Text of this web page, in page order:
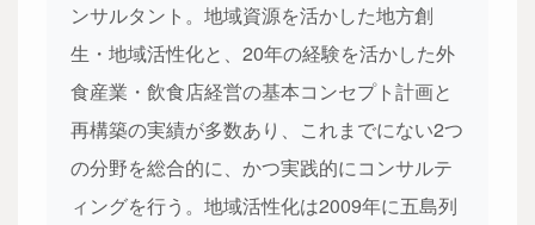
ンサルタント。地域資源を活かした地方創
生・地域活性化と、20年の経験を活かした外
食産業・飲食店経営の基本コンセプト計画と
再構築の実績が多数あり、これまでにない2つ
の分野を総合的に、かつ実践的にコンサルテ
ィングを行う。地域活性化は2009年に五島列